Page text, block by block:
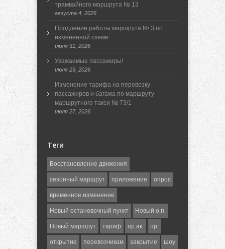
трамвайного маршрута № 13
августа 4, 2026
Продление работы маршрута № 3 по
измененной схеме
июля 31, 2026
Уважаемые пассажиры!
июля 29, 2026
Изменение тарифа на перевозку
пассажиров и багажа по маршруту
маршрутного такси № 73/1
июля 27, 2026
Теги
Восстановление движения
сезонный маршрут приложение опрос
временное изменение
Новый остановочный пункт Новый о.п.
Новый маршрут тариф пр.ак. пр.
открытие перевозчикам закрытие шоу